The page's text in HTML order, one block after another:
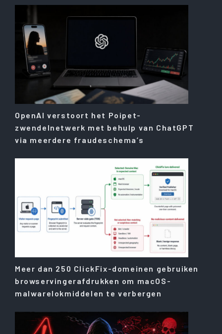
OpenAI verstoort het Poipet-
zwendelnetwerk met behulp van ChatGPT
via meerdere fraudeschema’s
Meer dan 250 ClickFix-domeinen gebruiken
browservingerafdrukken om macOS-
malwarelokmiddelen te verbergen